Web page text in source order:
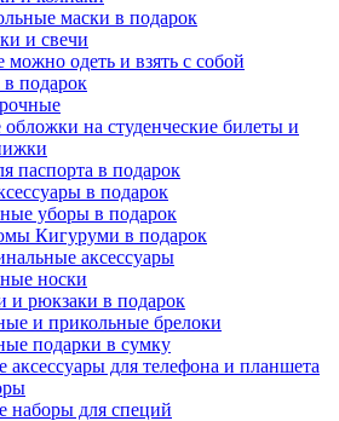
маски в подарок
и свечи
одеть и взять с собой
подарок
на студенческие билеты и
паспорта в подарок
в подарок
уборы в подарок
Кигуруми в подарок
аксессуары
носки
и рюкзаки в подарок
и прикольные брелоки
подарки в сумку
аксессуары для телефона и планшета
наборы для специй